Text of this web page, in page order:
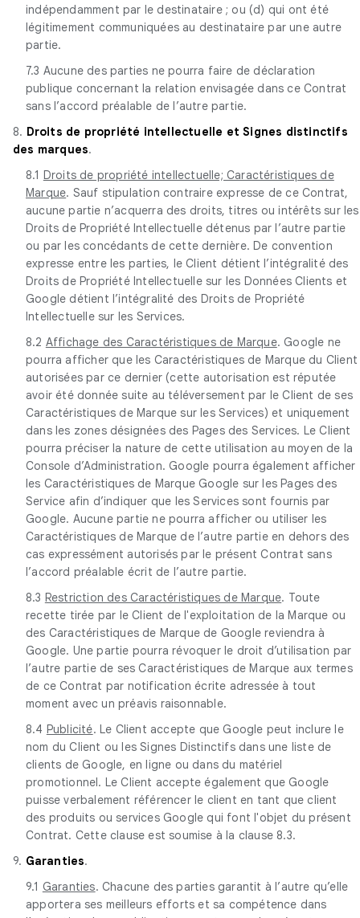
indépendamment par le destinataire ; ou (d) qui ont été
légitimement communiquées au destinataire par une autre
partie.
7.3 Aucune des parties ne pourra faire de déclaration
publique concernant la relation envisagée dans ce Contrat
sans l’accord préalable de l’autre partie.
8. Droits de propriété intellectuelle et Signes distinctifs
des marques.
8.1 Droits de propriété intellectuelle; Caractéristiques de
Marque. Sauf stipulation contraire expresse de ce Contrat,
aucune partie n’acquerra des droits, titres ou intérêts sur les
Droits de Propriété Intellectuelle détenus par l’autre partie
ou par les concédants de cette dernière. De convention
expresse entre les parties, le Client détient l’intégralité des
Droits de Propriété Intellectuelle sur les Données Clients et
Google détient l’intégralité des Droits de Propriété
Intellectuelle sur les Services.
8.2 Affichage des Caractéristiques de Marque. Google ne
pourra afficher que les Caractéristiques de Marque du Client
autorisées par ce dernier (cette autorisation est réputée
avoir été donnée suite au téléversement par le Client de ses
Caractéristiques de Marque sur les Services) et uniquement
dans les zones désignées des Pages des Services. Le Client
pourra préciser la nature de cette utilisation au moyen de la
Console d’Administration. Google pourra également afficher
les Caractéristiques de Marque Google sur les Pages des
Service afin d’indiquer que les Services sont fournis par
Google. Aucune partie ne pourra afficher ou utiliser les
Caractéristiques de Marque de l’autre partie en dehors des
cas expressément autorisés par le présent Contrat sans
l’accord préalable écrit de l’autre partie.
8.3 Restriction des Caractéristiques de Marque. Toute
recette tirée par le Client de l'exploitation de la Marque ou
des Caractéristiques de Marque de Google reviendra à
Google. Une partie pourra révoquer le droit d’utilisation par
l’autre partie de ses Caractéristiques de Marque aux termes
de ce Contrat par notification écrite adressée à tout
moment avec un préavis raisonnable.
8.4 Publicité. Le Client accepte que Google peut inclure le
nom du Client ou les Signes Distinctifs dans une liste de
clients de Google, en ligne ou dans du matériel
promotionnel. Le Client accepte également que Google
puisse verbalement référencer le client en tant que client
des produits ou services Google qui font l'objet du présent
Contrat. Cette clause est soumise à la clause 8.3.
9. Garanties.
9.1 Garanties. Chacune des parties garantit à l’autre qu’elle
apportera ses meilleurs efforts et sa compétence dans